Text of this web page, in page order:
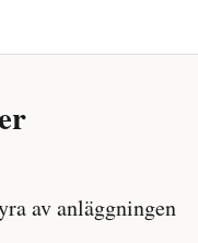
av anläggningen